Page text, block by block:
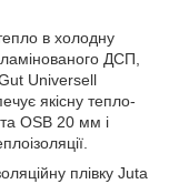
в холодну
ДСП,
Universell
якісну тепло-
OSB 20 мм і
плівку Juta